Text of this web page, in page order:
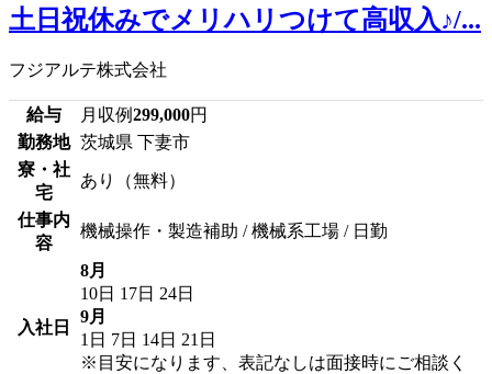
土日祝休みでメリハリつけて高収入♪/...
フジアルテ株式会社
給与 月収例299,000円
勤務地 茨城県 下妻市
寮・社
宅
あり（無料）
仕事内
容
機械操作・製造補助 / 機械系工場 / 日勤
入社日
8月
10日 17日 24日
9月
1日 7日 14日 21日
※目安になります、表記なしは面接時にご相談く